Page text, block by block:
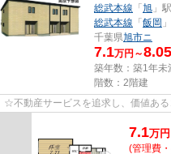
総武本線 「旭 」
総武本線 「飯岡
千葉県旭市ニ
7.1万円～8.05
築年数：築1年未
階数：2階建
☆不動産サービスを追求し、価値あ
7.1万円
(管理費